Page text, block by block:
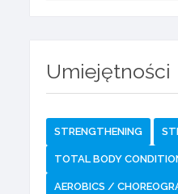
Umiejętności
STRENGTHENING
TOTAL BODY
AEROBICS /